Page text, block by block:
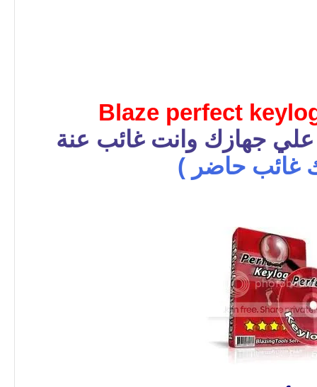
Blaze perfect
جهازك وانت غائب عنة
غائب حاضر )